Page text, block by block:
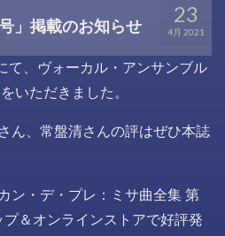
23
4月 2021
」掲載のお知らせ
て、ヴォーカル・アンサンブル
いただきました。
ん、常盤清さんの評はぜひ本誌
ン・デ・プレ：ミサ曲全集 第
＆オンラインストアで好評発